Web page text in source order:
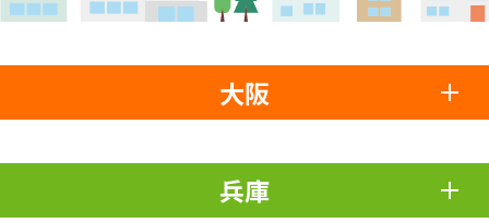
大阪
兵庫